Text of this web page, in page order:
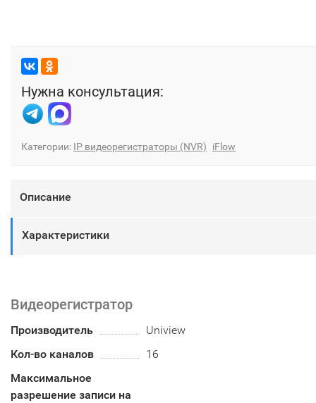
Нужна консультация:
Категории: IP видеорегистраторы (NVR) iFlow
Описание
Характеристики
Видеорегистратор
Производитель
Uniview
Кол-во каналов
16
Максимальное
разрешение записи на